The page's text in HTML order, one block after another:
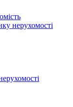
нерухомості